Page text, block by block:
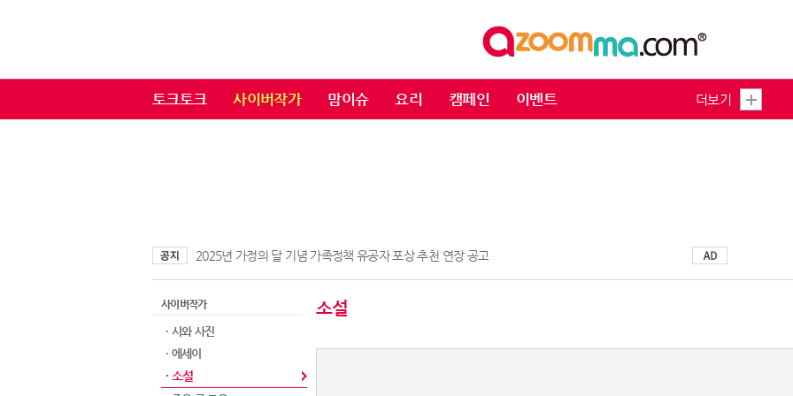
토크토크 사이버작가 맘이슈 요리 캠페인 이벤트 더보기
2025년 가정의 달 기념 가족정책 유공자 포상 추천 연장 공고
사이버작가
· 시와 사진
· 에세이
· 소설
소설